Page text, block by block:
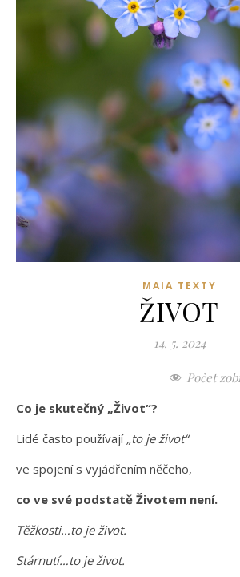
MAIA TEXTY
ŽIVOT
14. 5. 2024
Počet
Co je skutečný „Život“?
Lidé často používají „to je život“
ve spojení s vyjádřením něčeho,
co ve své podstatě Životem není.
Těžkosti…to je život.
Stárnutí…to je život.